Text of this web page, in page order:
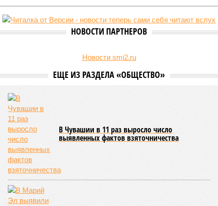
В Чувашской Республике последовательно реализуются меры,
направленные на повышение статуса и институциональное
развитие национальной борьбы на поясах керешу.
дисциплины в качестве приоритетной, но также утвердили
ведомственных знаков отличия, закрепив
атрибутов на уровне правительства субъекта. Согласно
обнародованным материалам, введены удостоверения и
нагрудные знаки мастера спорта Чувашии международного
класса по керешу, а также мастера спорта Чувашии.
Параллельно с этим разработана полная разрядная сетка
по керешу, охватывающая все ступени от третьего
юношеского разряда до уровня кандидата в мастера
спорта. Такая структура призвана обеспечить системность
в подготовке юных атлетов и создать чёткие ориентиры
для последовательного повышения их квалификации.